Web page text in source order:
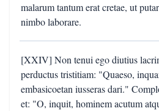
malarum tantum erat cretae, ut
nimbo laborare.
[XXIV] Non tenui ego diutius
perductus tristitiam: "Quaeso,
embasicoetan iusseras dari."
et: "O, inquit, hominem acutum